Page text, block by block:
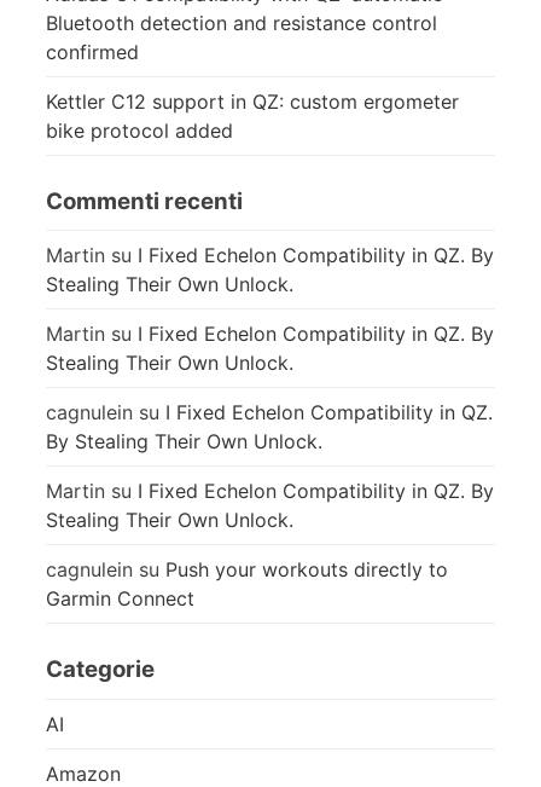
Bluetooth detection and resistance control
confirmed
Kettler C12 support in QZ: custom ergometer
bike protocol added
Commenti recenti
Martin su I Fixed Echelon Compatibility in QZ. By
Stealing Their Own Unlock.
Martin su I Fixed Echelon Compatibility in QZ. By
Stealing Their Own Unlock.
cagnulein su I Fixed Echelon Compatibility in QZ.
By Stealing Their Own Unlock.
Martin su I Fixed Echelon Compatibility in QZ. By
Stealing Their Own Unlock.
cagnulein su Push your workouts directly to
Garmin Connect
Categorie
AI
Amazon